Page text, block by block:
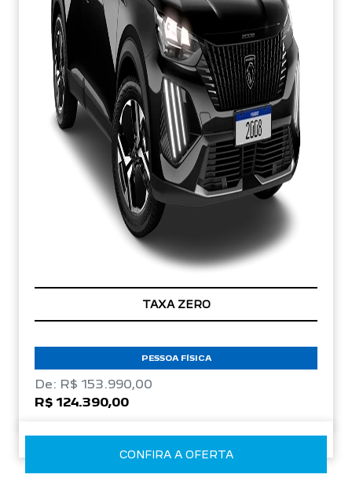
TAXA ZERO
PESSOA FÍSICA
De: R$ 153.990,00
R$ 124.390,00
CONFIRA A OFERTA